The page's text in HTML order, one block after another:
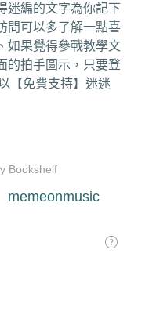
迷編的文字為你記下
問可以多了解一點喜
如果覺得參戰教學文
的拍手圖示，只要登
【免費支持】迷迷